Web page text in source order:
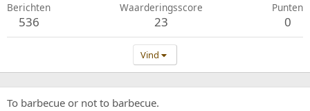
Berichten
536
Waarderingsscore
23
Punten
0
Vind
To barbecue or not to barbecue.